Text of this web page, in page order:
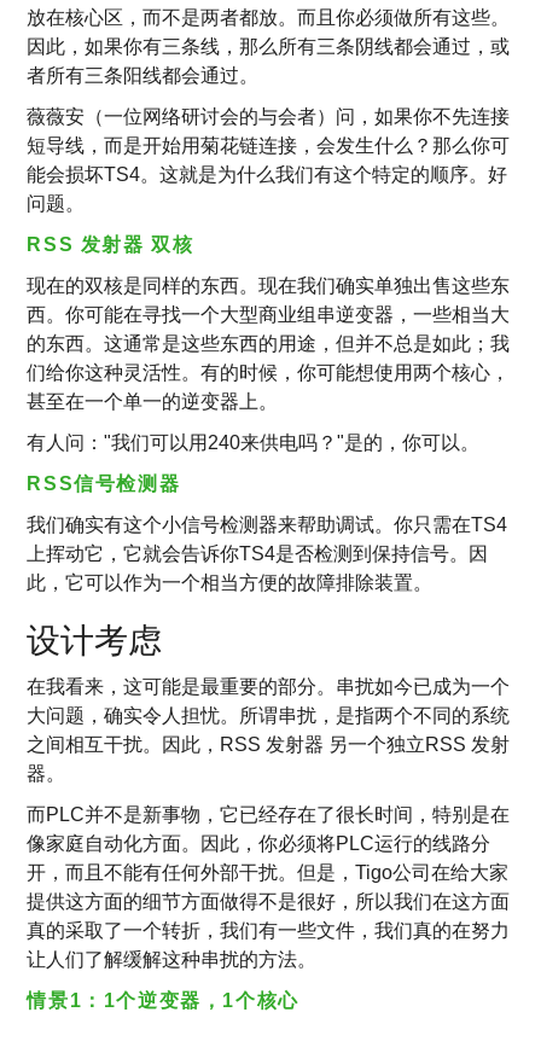
放在核心区，而不是两者都放。而且你必须做所有这些。
因此，如果你有三条线，那么所有三条阴线都会通过，或
者所有三条阳线都会通过。
薇薇安（一位网络研讨会的与会者）问，如果你不先连接
短导线，而是开始用菊花链连接，会发生什么？那么你可
能会损坏TS4。这就是为什么我们有这个特定的顺序。好
问题。
RSS 发射器 双核
现在的双核是同样的东西。现在我们确实单独出售这些东
西。你可能在寻找一个大型商业组串逆变器，一些相当大
的东西。这通常是这些东西的用途，但并不总是如此；我
们给你这种灵活性。有的时候，你可能想使用两个核心，
甚至在一个单一的逆变器上。
有人问："我们可以用240来供电吗？"是的，你可以。
RSS信号检测器
我们确实有这个小信号检测器来帮助调试。你只需在TS4
上挥动它，它就会告诉你TS4是否检测到保持信号。因
此，它可以作为一个相当方便的故障排除装置。
设计考虑
在我看来，这可能是最重要的部分。串扰如今已成为一个
大问题，确实令人担忧。所谓串扰，是指两个不同的系统
之间相互干扰。因此，RSS 发射器 另一个独立RSS 发射
器。
而PLC并不是新事物，它已经存在了很长时间，特别是在
像家庭自动化方面。因此，你必须将PLC运行的线路分
开，而且不能有任何外部干扰。但是，Tigo公司在给大家
提供这方面的细节方面做得不是很好，所以我们在这方面
真的采取了一个转折，我们有一些文件，我们真的在努力
让人们了解缓解这种串扰的方法。
情景1：1个逆变器，1个核心